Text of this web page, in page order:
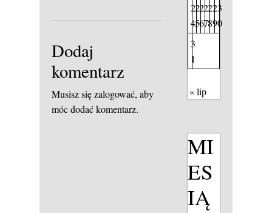
Dodaj
komentarz
Musisz sięzalogować, aby
móc dodać komentarz.
2
4
2
5
2
6
2
7
2
8
2
9
3
0
3
1
« lip
MI
ES
IĄ